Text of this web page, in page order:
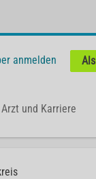
anmelden
Arzt und Karriere